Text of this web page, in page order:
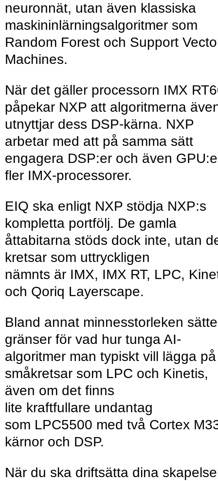
neuronnät, utan även klassiska
maskininlärningsalgoritmer som
Random Forest och Support
Machines.
När det gäller processorn IMX
påpekar NXP att algoritmerna
utnyttjar dess DSP-kärna. NXP
arbetar med att på samma sätt
engagera DSP:er och även
fler IMX-processorer.
EIQ ska enligt NXP stödja NXP:s
kompletta portfölj. De gamla
åttabitarna stöds dock inte, utan
kretsar som uttryckligen
nämnts är IMX, IMX RT, LPC,
och Qoriq Layerscape.
Bland annat minnesstorleken
gränser för vad hur tunga AI-
algoritmer man typiskt vill lägga på
småkretsar som LPC och Kinetis,
även om det finns
lite kraftfullare undantag
som LPC5500 med två Cortex
kärnor och DSP.
När du ska driftsätta dina